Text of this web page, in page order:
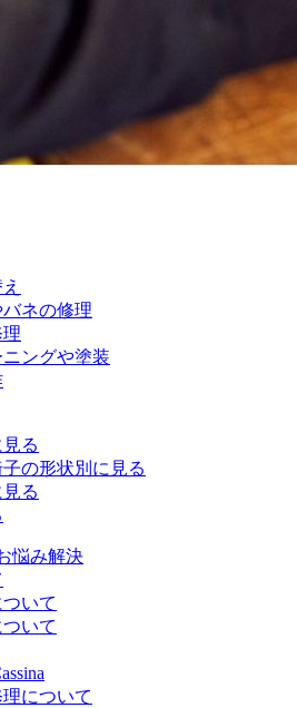
ネの修理
ングや塗装
る
の形状別に見る
る
悩み解決
いて
いて
について